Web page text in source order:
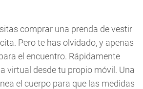
comprar una prenda de vestir
Pero te has olvidado, y apenas
el encuentro. Rápidamente
virtual desde tu propio móvil. Una
el cuerpo para que las medidas